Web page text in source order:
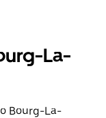
La-
Bourg-La-